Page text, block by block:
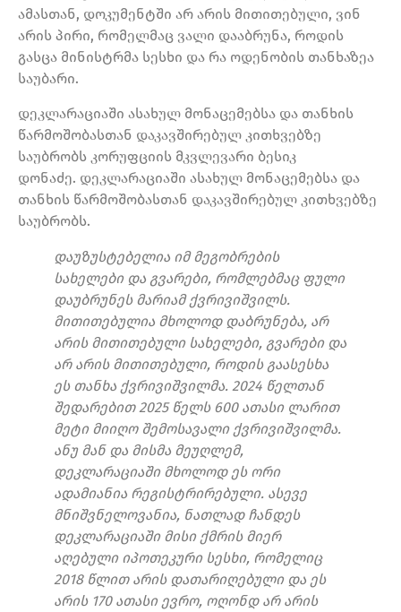
ამასთან, დოკუმენტში არ არის მითითებული, ვინ
არის პირი, რომელმაც ვალი დააბრუნა, როდის
გასცა მინისტრმა სესხი და რა ოდენობის თანხაზეა
საუბარი.
დეკლარაციაში ასახულ მონაცემებსა და თანხის
წარმოშობასთან დაკავშირებულ კითხვებზე
საუბრობს კორუფციის მკვლევარი ბესიკ
დონაძე. დეკლარაციაში ასახულ მონაცემებსა და
თანხის წარმოშობასთან დაკავშირებულ კითხვებზე
საუბრობს.
დაუზუსტებელია იმ მეგობრების
სახელები და გვარები, რომლებმაც ფული
დაუბრუნეს მარიამ ქვრივიშვილს.
მითითებულია მხოლოდ დაბრუნება, არ
არის მითითებული სახელები, გვარები და
არ არის მითითებული, როდის გაასესხა
ეს თანხა ქვრივიშვილმა. 2024 წელთან
შედარებით 2025 წელს 600 ათასი ლარით
მეტი მიიღო შემოსავალი ქვრივიშვილმა.
ანუ მან და მისმა მეუღლემ,
დეკლარაციაში მხოლოდ ეს ორი
ადამიანია რეგისტრირებული. ასევე
მნიშვნელოვანია, ნათლად ჩანდეს
დეკლარაციაში მისი ქმრის მიერ
აღებული იპოთეკური სესხი, რომელიც
2018 წლით არის დათარიღებული და ეს
არის 170 ათასი ევრო, ოღონდ არ არის